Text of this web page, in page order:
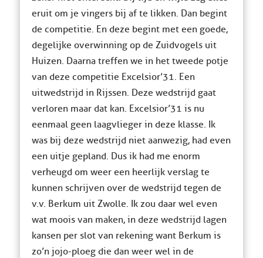
eruit om je vingers bij af te likken. Dan begint
de competitie. En deze begint met een goede,
degelijke overwinning op de Zuidvogels uit
Huizen. Daarna treffen we in het tweede potje
van deze competitie Excelsior’31. Een
uitwedstrijd in Rijssen. Deze wedstrijd gaat
verloren maar dat kan. Excelsior’31 is nu
eenmaal geen laagvlieger in deze klasse. Ik
was bij deze wedstrijd niet aanwezig, had even
een uitje gepland. Dus ik had me enorm
verheugd om weer een heerlijk verslag te
kunnen schrijven over de wedstrijd tegen de
v.v. Berkum uit Zwolle. Ik zou daar wel even
wat moois van maken, in deze wedstrijd lagen
kansen per slot van rekening want Berkum is
zo’n jojo-ploeg die dan weer wel in de